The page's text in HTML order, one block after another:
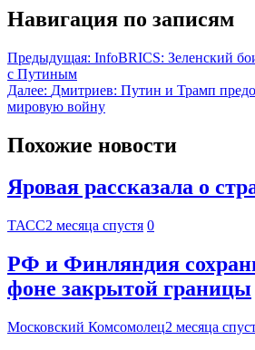
Навигация по записям
Предыдущая: InfoBRICS: Зеленский
с Путиным
Далее: Дмитриев: Путин и Трамп
мировую войну
Похожие новости
Яровая рассказала о
ТАСС2 месяца спустя 0
РФ и Финляндия
фоне закрытой границы
Московский Комсомолец2 месяца